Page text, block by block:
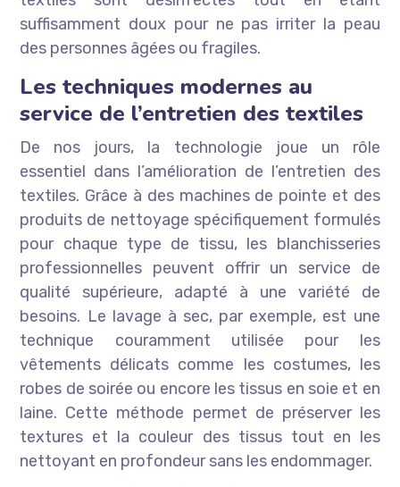
suffisamment doux pour ne pas irriter la peau
des personnes âgées ou fragiles.
Les techniques modernes au
service de l’entretien des textiles
De nos jours, la technologie joue un rôle
essentiel dans l’amélioration de l’entretien des
textiles. Grâce à des machines de pointe et des
produits de nettoyage spécifiquement formulés
pour chaque type de tissu, les blanchisseries
professionnelles peuvent offrir un service de
qualité supérieure, adapté à une variété de
besoins. Le lavage à sec, par exemple, est une
technique couramment utilisée pour les
vêtements délicats comme les costumes, les
robes de soirée ou encore les tissus en soie et en
laine. Cette méthode permet de préserver les
textures et la couleur des tissus tout en les
nettoyant en profondeur sans les endommager.